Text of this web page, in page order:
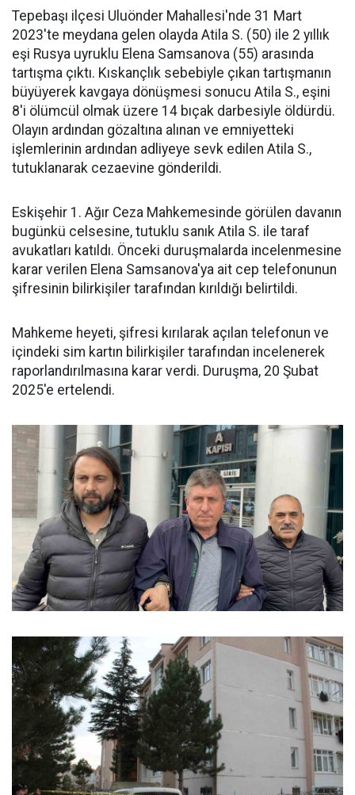
Tepebaşı ilçesi Uluönder Mahallesi'nde 31 Mart
2023'te meydana gelen olayda Atila S. (50) ile 2 yıllık
eşi Rusya uyruklu Elena Samsanova (55) arasında
tartışma çıktı. Kıskançlık sebebiyle çıkan tartışmanın
büyüyerek kavgaya dönüşmesi sonucu Atila S., eşini
8'i ölümcül olmak üzere 14 bıçak darbesiyle öldürdü.
Olayın ardından gözaltına alınan ve emniyetteki
işlemlerinin ardından adliyeye sevk edilen Atila S.,
tutuklanarak cezaevine gönderildi.
Eskişehir 1. Ağır Ceza Mahkemesinde görülen davanın
bugünkü celsesine, tutuklu sanık Atila S. ile taraf
avukatları katıldı. Önceki duruşmalarda incelenmesine
karar verilen Elena Samsanova'ya ait cep telefonunun
şifresinin bilirkişiler tarafından kırıldığı belirtildi.
Mahkeme heyeti, şifresi kırılarak açılan telefonun ve
içindeki sim kartın bilirkişiler tarafından incelenerek
raporlandırılmasına karar verdi. Duruşma, 20 Şubat
2025'e ertelendi.